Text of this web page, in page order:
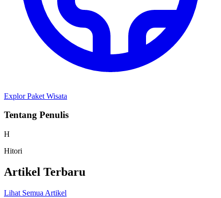
Explor Paket Wisata
Tentang Penulis
H
Hitori
Artikel Terbaru
Lihat Semua Artikel